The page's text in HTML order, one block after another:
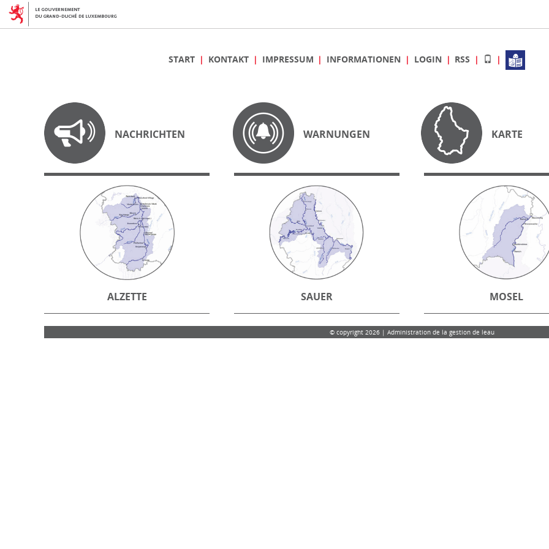
START KONTAKT IMPRESSUM INFORMATIONEN LOGIN RSS
NACHRICHTEN WARNUNGEN KARTE
ALZETTE SAUER MOSEL
© copyright 2026 | Administration de la gestion de leau